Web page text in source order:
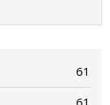
61
61